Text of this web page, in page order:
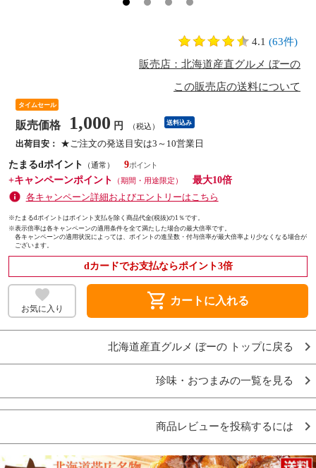
4.1 (63件)
販売店：北海道産直グルメ ぼーの
この販売店の送料について
タイムセール
販売価格 1,000 円 （税込） 送料込み
出荷目安：
★ご注文の発送目安は3～10営業日
たまるdポイント
（通常）
9
+キャンペーンポイント
（期間・用途限定）
最大10倍
各キャンペーン詳細およびエントリーはこちら
※たまるdポイントはポイント支払を除く商品代金(税抜)の1％です。
※表示倍率は各キャンペーンの適用条件を全て満たした場合の最大倍率です。
各キャンペーンの適用状況によっては、ポイントの進呈数・付与倍率が最大倍率より少なくなる場合が
ございます。
dカードでお支払ならポイント3倍
お気に入り shopping_cart カートに入れる
北海道産直グルメ ぼーの トップに戻る
珍味・おつまみの一覧を見る
商品レビューを投稿するには